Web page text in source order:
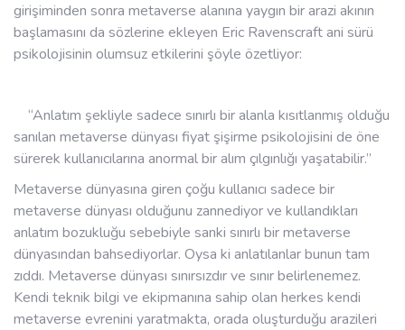
girişiminden sonra metaverse alanına yaygın bir arazi akının
başlamasını da sözlerine ekleyen Eric Ravenscraft ani sürü
psikolojisinin olumsuz etkilerini şöyle özetliyor:
“Anlatım şekliyle sadece sınırlı bir alanla kısıtlanmış olduğu
sanılan metaverse dünyası fiyat şişirme psikolojisini de öne
sürerek kullanıcılarına anormal bir alım çılgınlığı yaşatabilir.”
Metaverse dünyasına giren çoğu kullanıcı sadece bir
metaverse dünyası olduğunu zannediyor ve kullandıkları
anlatım bozukluğu sebebiyle sanki sınırlı bir metaverse
dünyasından bahsediyorlar. Oysa ki anlatılanlar bunun tam
zıddı. Metaverse dünyası sınırsızdır ve sınır belirlenemez.
Kendi teknik bilgi ve ekipmanına sahip olan herkes kendi
metaverse evrenini yaratmakta, orada oluşturduğu arazileri